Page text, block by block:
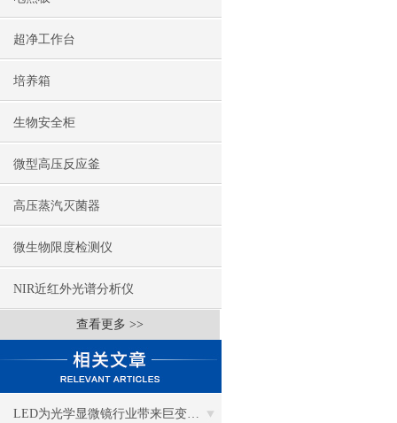
超净工作台
培养箱
生物安全柜
微型高压反应釜
高压蒸汽灭菌器
微生物限度检测仪
NIR近红外光谱分析仪
查看更多 >>
LED为光学显微镜行业带来巨变 优势比传统卤素更明显